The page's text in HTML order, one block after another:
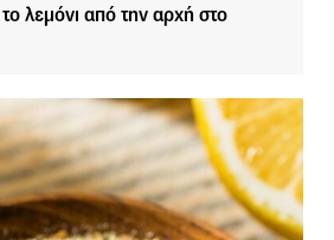
λεμόνι από την αρχή στο